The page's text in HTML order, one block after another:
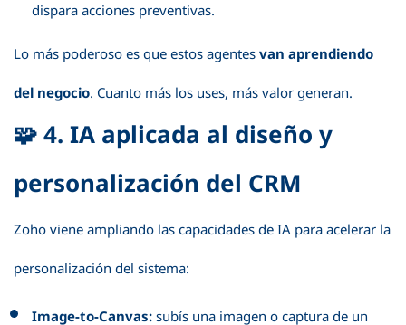
dispara acciones preventivas.
Lo más poderoso es que estos agentes van aprendiendo
del negocio. Cuanto más los uses, más valor generan.
🧩 4. IA aplicada al diseño y
personalización del CRM
Zoho viene ampliando las capacidades de IA para acelerar la
personalización del sistema:
Image-to-Canvas: subís una imagen o captura de un